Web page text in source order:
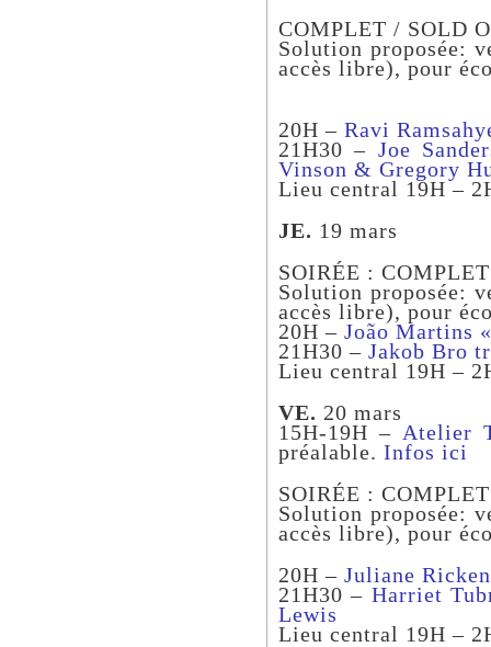
COMPLET / SOLD
Solution proposée:
accès libre), pour
20H – Ravi
21H30 – Joe
Vinson & Gregory
Lieu central 19H –
JE. 19 mars
SOIRÉE :
Solution proposée:
accès libre), pour
20H – João Martins
21H30 – Jakob Bro
Lieu central 19H –
VE. 20 mars
15H-19H – Atelier
préalable. Infos ici
SOIRÉE :
Solution proposée:
accès libre), pour
20H – Juliane
21H30 – Harriet
Lewis
Lieu central 19H –